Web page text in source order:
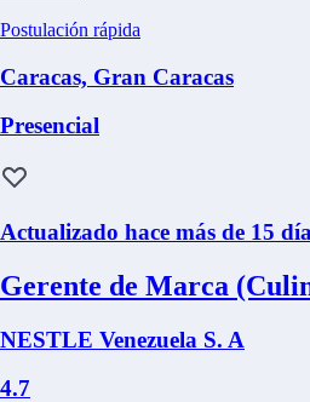
Postulación rápida
Caracas, Gran Caracas
Presencial
Actualizado hace más de 15
Gerente de Marca
NESTLE Venezuela S. A
4.7